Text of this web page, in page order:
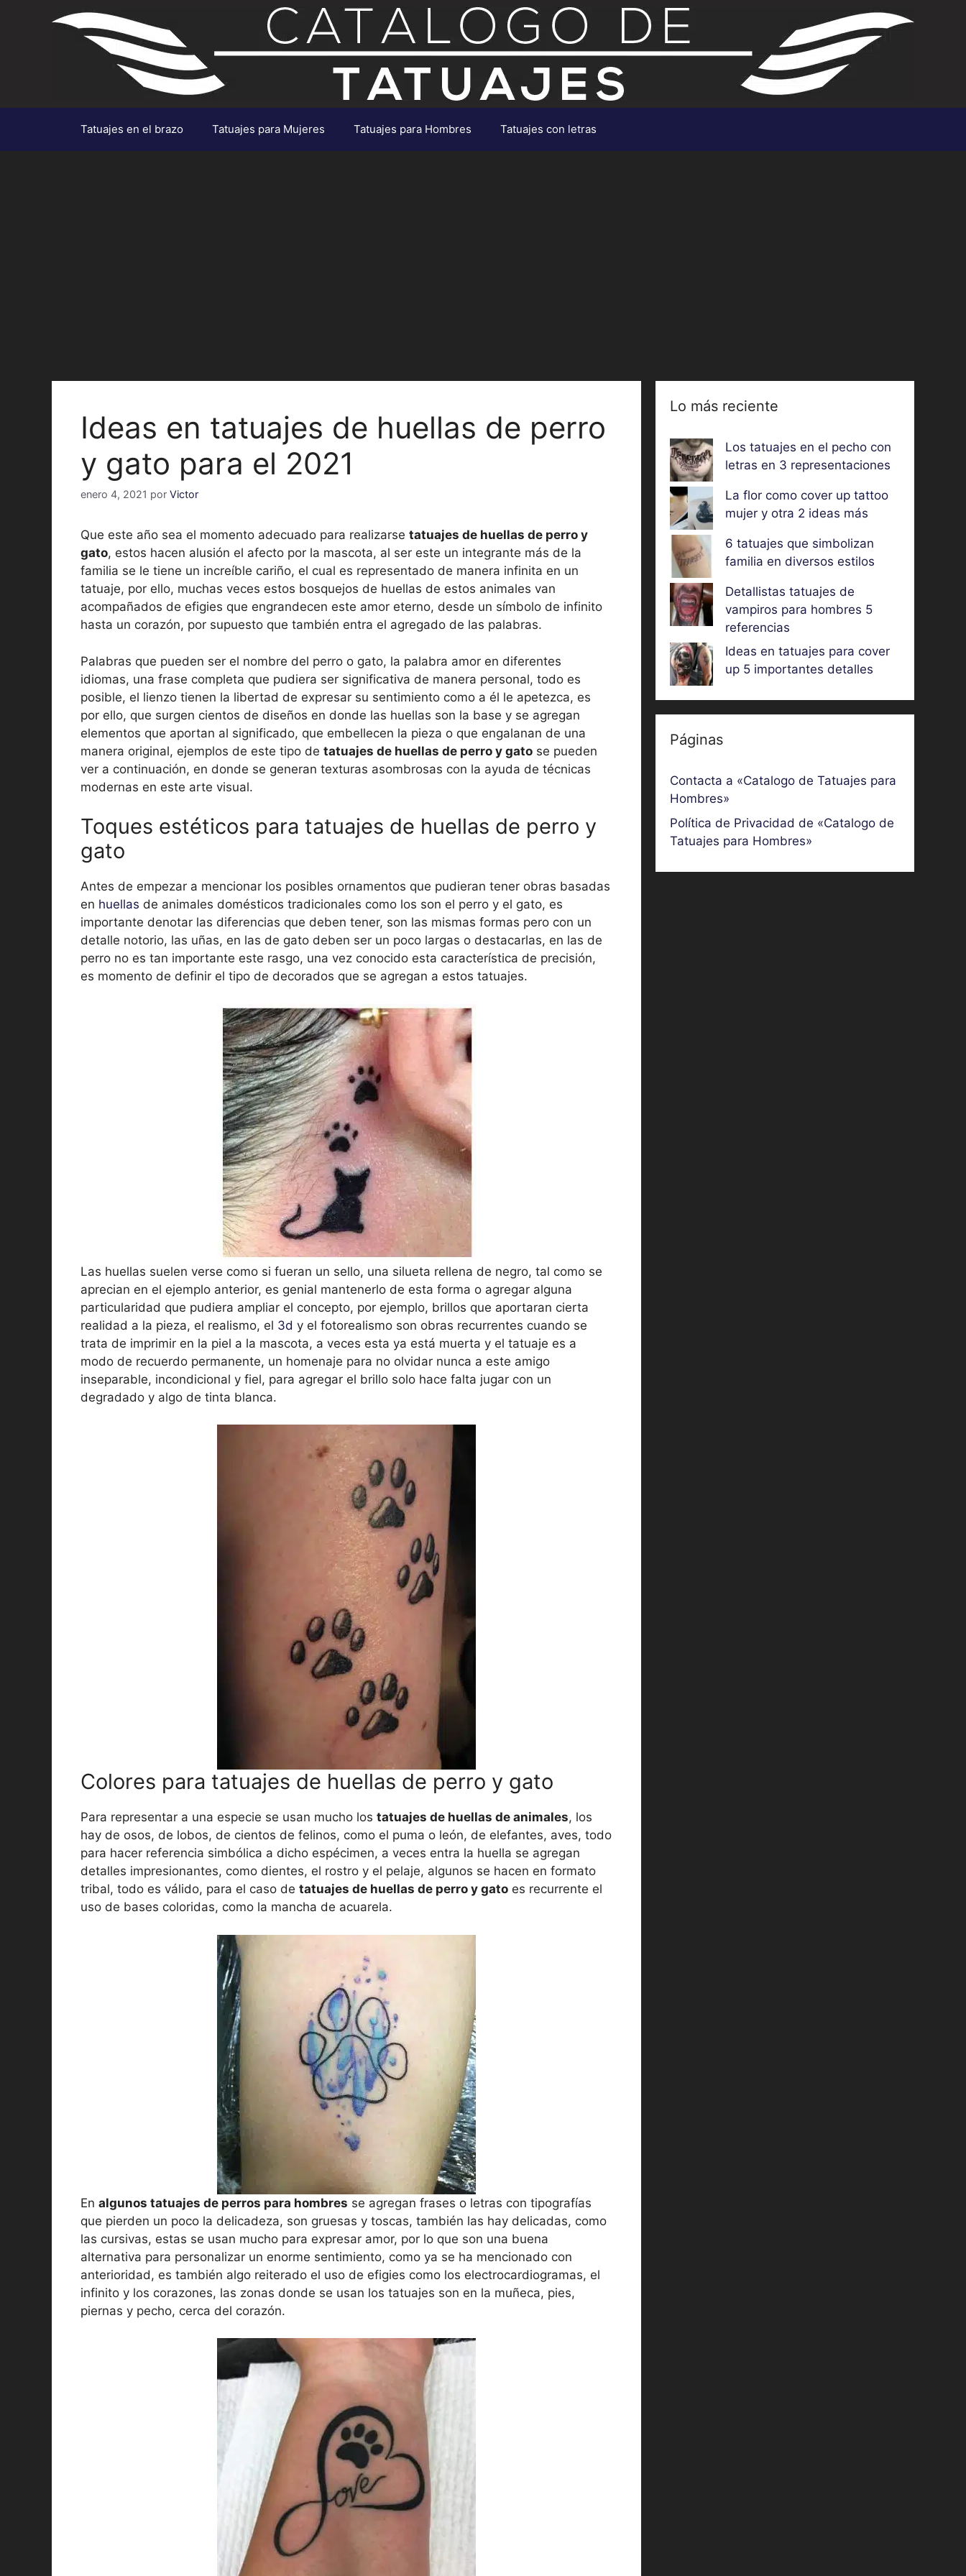
Tatuajes en el brazo Tatuajes para Mujeres Tatuajes para Hombres Tatuajes con letras
Ideas en tatuajes de huellas de perro
y gato para el 2021
enero 4, 2021 por Victor
Que este año sea el momento adecuado para realizarse tatuajes de huellas de perro y
gato, estos hacen alusión el afecto por la mascota, al ser este un integrante más de la
familia se le tiene un increíble cariño, el cual es representado de manera infinita en un
tatuaje, por ello, muchas veces estos bosquejos de huellas de estos animales van
acompañados de efigies que engrandecen este amor eterno, desde un símbolo de infinito
hasta un corazón, por supuesto que también entra el agregado de las palabras.
Palabras que pueden ser el nombre del perro o gato, la palabra amor en diferentes
idiomas, una frase completa que pudiera ser significativa de manera personal, todo es
posible, el lienzo tienen la libertad de expresar su sentimiento como a él le apetezca, es
por ello, que surgen cientos de diseños en donde las huellas son la base y se agregan
elementos que aportan al significado, que embellecen la pieza o que engalanan de una
manera original, ejemplos de este tipo de tatuajes de huellas de perro y gato se pueden
ver a continuación, en donde se generan texturas asombrosas con la ayuda de técnicas
modernas en este arte visual.
Toques estéticos para tatuajes de huellas de perro y
gato
Antes de empezar a mencionar los posibles ornamentos que pudieran tener obras basadas
en huellas de animales domésticos tradicionales como los son el perro y el gato, es
importante denotar las diferencias que deben tener, son las mismas formas pero con un
detalle notorio, las uñas, en las de gato deben ser un poco largas o destacarlas, en las de
perro no es tan importante este rasgo, una vez conocido esta característica de precisión,
es momento de definir el tipo de decorados que se agregan a estos tatuajes.
Las huellas suelen verse como si fueran un sello, una silueta rellena de negro, tal como se
aprecian en el ejemplo anterior, es genial mantenerlo de esta forma o agregar alguna
particularidad que pudiera ampliar el concepto, por ejemplo, brillos que aportaran cierta
realidad a la pieza, el realismo, el 3d y el fotorealismo son obras recurrentes cuando se
trata de imprimir en la piel a la mascota, a veces esta ya está muerta y el tatuaje es a
modo de recuerdo permanente, un homenaje para no olvidar nunca a este amigo
inseparable, incondicional y fiel, para agregar el brillo solo hace falta jugar con un
degradado y algo de tinta blanca.
Colores para tatuajes de huellas de perro y gato
Para representar a una especie se usan mucho los tatuajes de huellas de animales, los
hay de osos, de lobos, de cientos de felinos, como el puma o león, de elefantes, aves, todo
para hacer referencia simbólica a dicho espécimen, a veces entra la huella se agregan
detalles impresionantes, como dientes, el rostro y el pelaje, algunos se hacen en formato
tribal, todo es válido, para el caso de tatuajes de huellas de perro y gato es recurrente el
uso de bases coloridas, como la mancha de acuarela.
En algunos tatuajes de perros para hombres se agregan frases o letras con tipografías
que pierden un poco la delicadeza, son gruesas y toscas, también las hay delicadas, como
las cursivas, estas se usan mucho para expresar amor, por lo que son una buena
alternativa para personalizar un enorme sentimiento, como ya se ha mencionado con
anterioridad, es también algo reiterado el uso de efigies como los electrocardiogramas, el
infinito y los corazones, las zonas donde se usan los tatuajes son en la muñeca, pies,
piernas y pecho, cerca del corazón.
Lo más reciente
Los tatuajes en el pecho con
letras en 3 representaciones
La flor como cover up tattoo
mujer y otra 2 ideas más
6 tatuajes que simbolizan
familia en diversos estilos
Detallistas tatuajes de
vampiros para hombres 5
referencias
Ideas en tatuajes para cover
up 5 importantes detalles
Páginas
Contacta a «Catalogo de Tatuajes para
Hombres»
Política de Privacidad de «Catalogo de
Tatuajes para Hombres»